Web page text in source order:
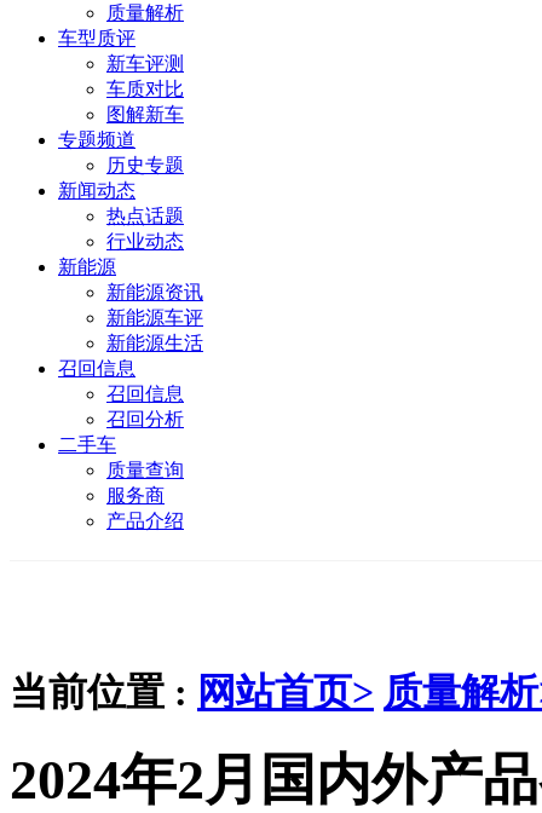
质量解析
车型质评
新车评测
车质对比
图解新车
专题频道
历史专题
新闻动态
热点话题
行业动态
新能源
新能源资讯
新能源车评
新能源生活
召回信息
召回信息
召回分析
二手车
质量查询
服务商
产品介绍
当前位置 : 网站首页> 质量解
2024年2月国内外产